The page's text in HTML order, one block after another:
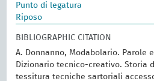
Punto di legatura
Riposo
BIBLIOGRAPHIC CITATION
A. Donnanno, Modabolario. Parole
Dizionario tecnico-creativo. Storia
tessitura tecniche sartoriali